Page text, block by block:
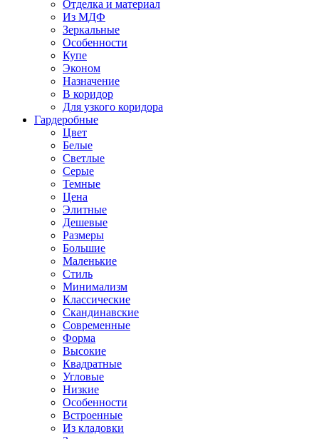
Отделка и материал
Из МДФ
Зеркальные
Особенности
Купе
Эконом
Назначение
В коридор
Для узкого коридора
Гардеробные
Цвет
Белые
Светлые
Серые
Темные
Цена
Элитные
Дешевые
Размеры
Большие
Маленькие
Стиль
Минимализм
Классические
Скандинавские
Современные
Форма
Высокие
Квадратные
Угловые
Низкие
Особенности
Встроенные
Из кладовки